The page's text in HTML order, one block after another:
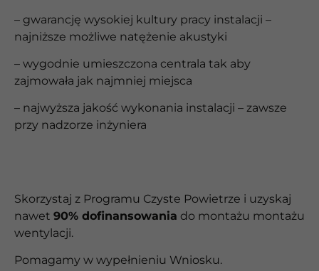
– gwarancję wysokiej kultury pracy instalacji –
najniższe możliwe natężenie akustyki
– wygodnie umieszczona centrala tak aby
zajmowała jak najmniej miejsca
– najwyższa jakość wykonania instalacji – zawsze
przy nadzorze inżyniera
Skorzystaj z Programu Czyste Powietrze i uzyskaj
nawet 90% dofinansowania do montażu montażu
wentylacji.
Pomagamy w wypełnieniu Wniosku.